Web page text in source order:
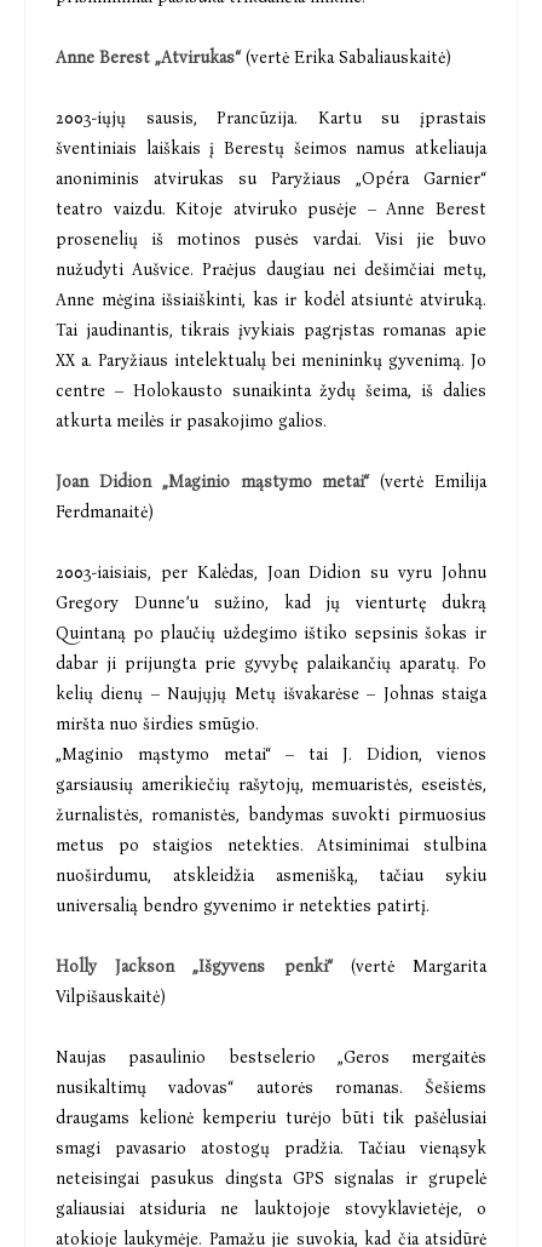
Anne Berest „Atvirukas“ (vertė Erika Sabaliauskaitė)
2003-iųjų sausis, Prancūzija. Kartu su įprastais
šventiniais laiškais į Berestų šeimos namus atkeliauja
anoniminis atvirukas su Paryžiaus „Opéra Garnier“
teatro vaizdu. Kitoje atviruko pusėje – Anne Berest
prosenelių iš motinos pusės vardai. Visi jie buvo
nužudyti Aušvice. Praėjus daugiau nei dešimčiai metų,
Anne mėgina išsiaiškinti, kas ir kodėl atsiuntė atviruką.
Tai jaudinantis, tikrais įvykiais pagrįstas romanas apie
XX a. Paryžiaus intelektualų bei menininkų gyvenimą. Jo
centre – Holokausto sunaikinta žydų šeima, iš dalies
atkurta meilės ir pasakojimo galios.
Joan Didion „Maginio mąstymo metai“(vertė Emilija
Ferdmanaitė)
2003-iaisiais, per Kalėdas, Joan Didion su vyru Johnu
Gregory Dunne’u sužino, kad jų vienturtę dukrą
Quintaną po plaučių uždegimo ištiko sepsinis šokas ir
dabar ji prijungta prie gyvybę palaikančių aparatų. Po
kelių dienų – Naujųjų Metų išvakarėse – Johnas staiga
miršta nuo širdies smūgio.
„Maginio mąstymo metai“ – tai J. Didion, vienos
garsiausių amerikiečių rašytojų, memuaristės, eseistės,
žurnalistės, romanistės, bandymas suvokti pirmuosius
metus po staigios netekties. Atsiminimai stulbina
nuoširdumu, atskleidžia asmenišką, tačiau sykiu
universalią bendro gyvenimo ir netekties patirtį.
Holly Jackson „Išgyvens penki“ (vertė Margarita
Vilpišauskaitė)
Naujas pasaulinio bestselerio „Geros mergaitės
nusikaltimų vadovas“ autorės romanas. Šešiems
draugams kelionė kemperiu turėjo būti tik pašėlusiai
smagi pavasario atostogų pradžia. Tačiau vienąsyk
neteisingai pasukus dingsta GPS signalas ir grupelė
galiausiai atsiduria ne lauktojoje stovyklavietėje, o
atokioje laukymėje. Pamažu jie suvokia, kad čia atsidūrė